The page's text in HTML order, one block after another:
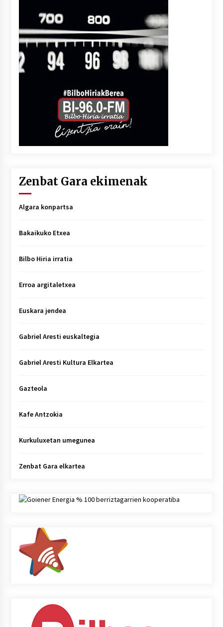
Zenbat Gara ekimenak
Algara konpartsa
Bakaikuko Etxea
Bilbo Hiria irratia
Erroa argitaletxea
Euskara jendea
Gabriel Aresti euskaltegia
Gabriel Aresti Kultura Elkartea
Gazteola
Kafe Antzokia
Kurkuluxetan umegunea
Zenbat Gara elkartea